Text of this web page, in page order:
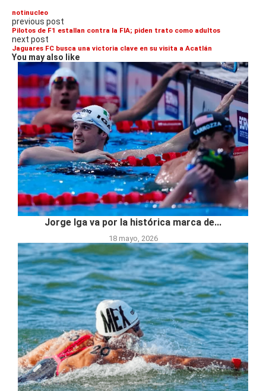
notinucleo
previous post
Pilotos de F1 estallan contra la FIA; piden trato como adultos
next post
Jaguares FC busca una victoria clave en su visita a Acatlán
You may also like
Jorge Iga va por la histórica marca de...
18 mayo, 2026